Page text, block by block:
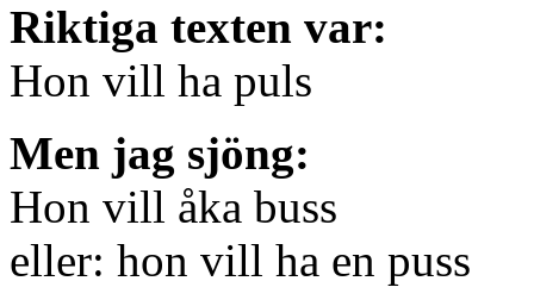
Riktiga texten var:
Hon vill ha puls
Men jag sjöng:
Hon vill åka buss
eller: hon vill ha en puss